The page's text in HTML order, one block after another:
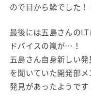
ので目から鱗でした！
最後には五島さんの
ドバイスの嵐が…！
五島さん自身新しい
を聞いていた開発部メ
発見があったようです